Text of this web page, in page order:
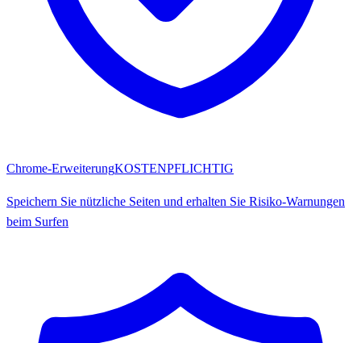
Chrome-ErweiterungKOSTENPFLICHTIG
Speichern Sie nützliche Seiten und erhalten Sie Risiko-Warnungen
beim Surfen